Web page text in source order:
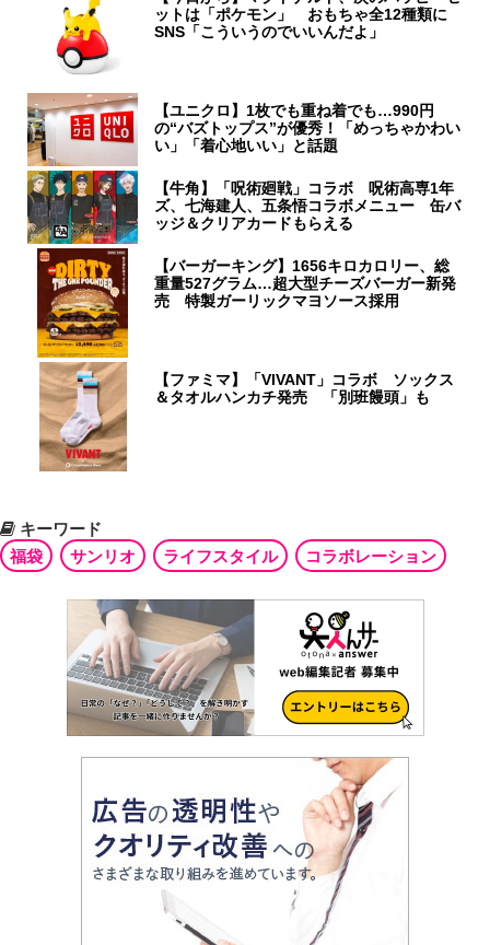
ットは「ポケモン」 おもちゃ全12種類に
SNS「こういうのでいいんだよ」
【ユニクロ】1枚でも重ね着でも…990円
の“バズトップス”が優秀！「めっちゃかわい
い」「着心地いい」と話題
【牛角】「呪術廻戦」コラボ 呪術高専1年
ズ、七海建人、五条悟コラボメニュー 缶バ
ッジ＆クリアカードもらえる
【バーガーキング】1656キロカロリー、総
重量527グラム…超大型チーズバーガー新発
売 特製ガーリックマヨソース採用
【ファミマ】「VIVANT」コラボ ソックス
＆タオルハンカチ発売 「別班饅頭」も
キーワード
福袋
サンリオ ライフスタイル コラボレーション